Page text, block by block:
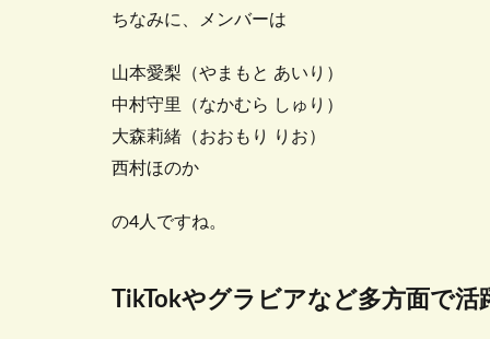
ちなみに、メンバーは
山本愛梨（やまもと あいり）
中村守里（なかむら しゅり）
大森莉緒（おおもり りお）
西村ほのか
の4人ですね。
TikTokやグラビアなど多方面で活